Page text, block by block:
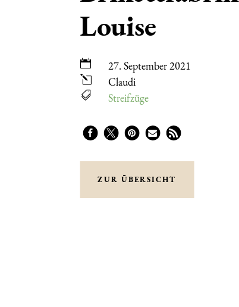
Louise
 27. September 2021
l Claudi
 Streifzüge
ZUR ÜBERSICHT